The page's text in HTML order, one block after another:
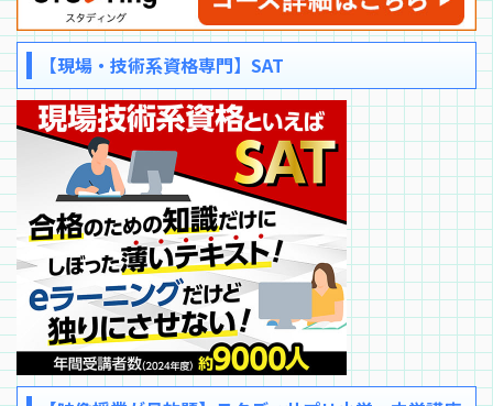
【現場・技術系資格専門】SAT